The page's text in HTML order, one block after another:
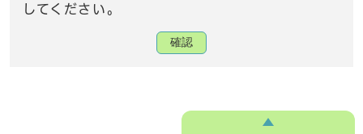
してください。
確認